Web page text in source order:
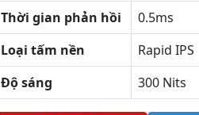
Thời gian phản hồi
0.5ms
Loại tấm nền
Rapid IPS
Độ sáng
300 Nits